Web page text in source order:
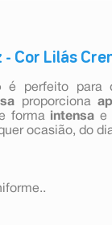
- Cor Lilás
é perfeito para
proporciona
forma intensa e
ocasião, do